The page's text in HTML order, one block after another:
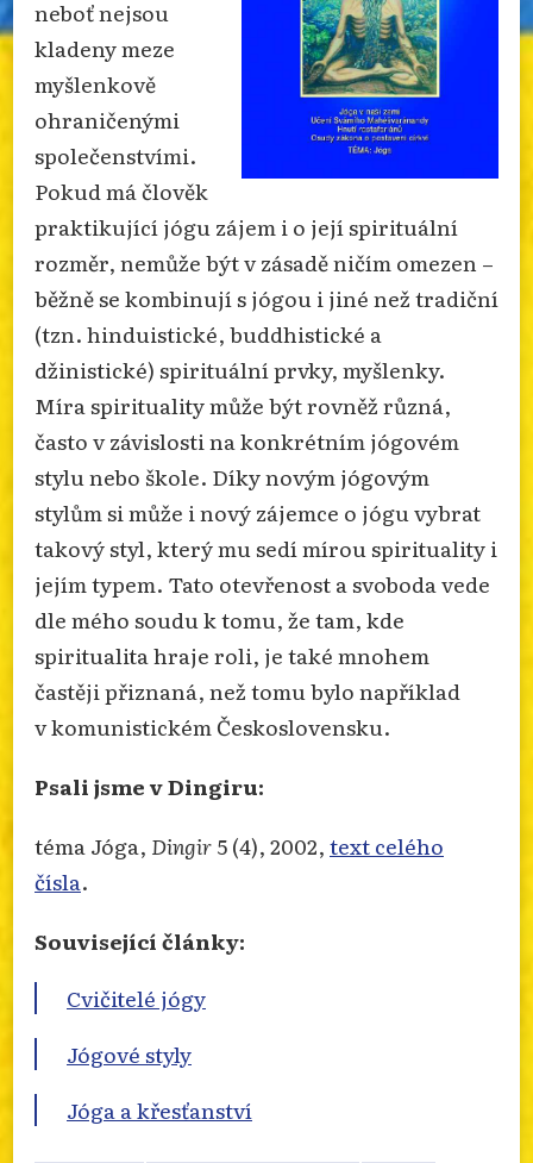
neboť nejsou
kladeny meze
myšlenkově
ohraničenými
společenstvími.
Pokud má člověk
praktikující jógu zájem i o její spirituální
rozměr, nemůže být v zásadě ničím omezen –
běžně se kombinují s jógou i jiné než tradiční
(tzn. hinduistické, buddhistické a
džinistické) spirituální prvky, myšlenky.
Míra spirituality může být rovněž různá,
často v závislosti na konkrétním jógovém
stylu nebo škole. Díky novým jógovým
stylům si může i nový zájemce o jógu vybrat
takový styl, který mu sedí mírou spirituality i
jejím typem. Tato otevřenost a svoboda vede
dle mého soudu k tomu, že tam, kde
spiritualita hraje roli, je také mnohem
častěji přiznaná, než tomu bylo například
v komunistickém Československu.
Psali jsme v Dingiru:
téma Jóga, Dingir5 (4), 2002,text celého
čísla.
Související články:
Cvičitelé jógy
Jógové styly
Jóga a křesťanství